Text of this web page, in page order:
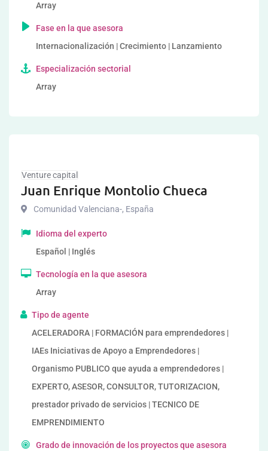
Array
Fase en la que asesora
Internacionalización | Crecimiento | Lanzamiento
Especialización sectorial
Array
Venture capital
Juan Enrique Montolio Chueca
Comunidad Valenciana-, España
Idioma del experto
Español | Inglés
Tecnología en la que asesora
Array
Tipo de agente
ACELERADORA | FORMACIÓN para emprendedores |
IAEs Iniciativas de Apoyo a Emprendedores |
Organismo PUBLICO que ayuda a emprendedores |
EXPERTO, ASESOR, CONSULTOR, TUTORIZACION,
prestador privado de servicios | TECNICO DE
EMPRENDIMIENTO
Grado de innovación de los proyectos que asesora